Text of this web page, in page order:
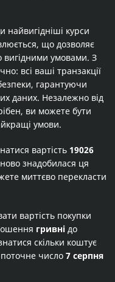
курси
що дозволяє
умовами. З
всі ваші транзакції
гарантуючи
даних. Незалежно від
ви можете бути
умови.
вартість 19026
знадобилася ця
миттєво перекласти
вартість покупки
гривні до
скільки коштує
число 7 серпня